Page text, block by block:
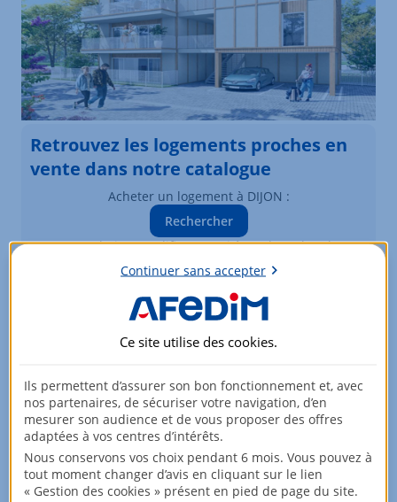
Retrouvez les logements proches en
vente dans notre catalogue
Acheter un logement à DIJON :
Rechercher
Vous souhaitez modifier vos critères de recherche ?
Plus de critères
Biens similaires à la vente
Élément 1 sur 3
Continuer sans accepter
Ce site utilise des cookies.
Ils permettent d’assurer son bon fonctionnement et, avec
nos partenaires, de sécuriser votre navigation, d’en
mesurer son audience et de vous proposer des offres
adaptées à vos centres d’intérêts.
Nous conservons vos choix pendant 6 mois. Vous pouvez à
tout moment changer d’avis en cliquant sur le lien
« Gestion des cookies » présent en pied de page du site.